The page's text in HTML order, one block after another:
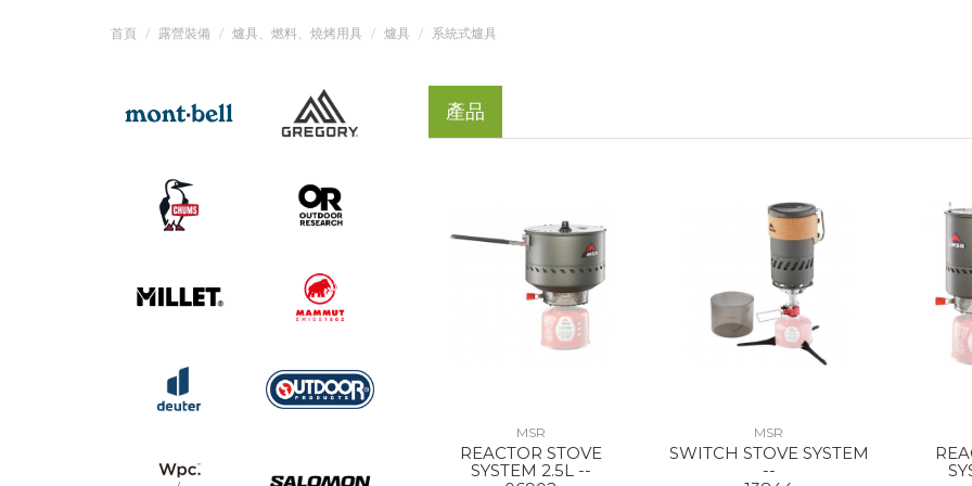
首頁 露營裝備 爐具、燃料、燒烤用具 爐具 系統式爐具
產品
MSR
REACTOR STOVE
SYSTEM 2.5L --
MSR
SWITCH STOVE SYSTEM
--